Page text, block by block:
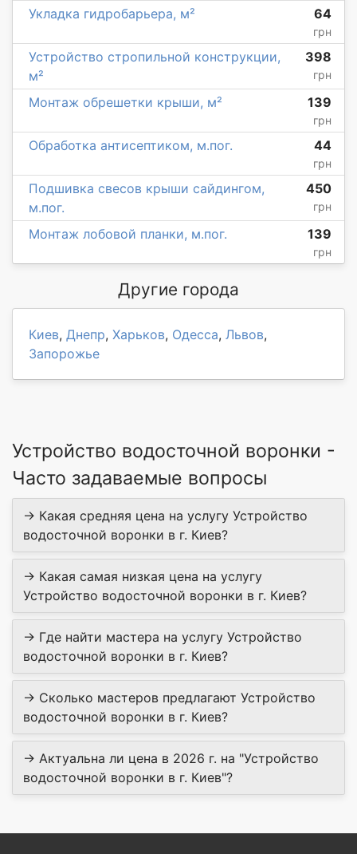
Укладка гидробарьера, м² 64
грн
Устройство стропильной конструкции,
м²
398
грн
Монтаж обрешетки крыши, м² 139
грн
Обработка антисептиком, м.пог. 44
грн
Подшивка свесов крыши сайдингом,
м.пог.
450
грн
Монтаж лобовой планки, м.пог. 139
грн
Другие города
Киев, Днепр, Харьков, Одесса, Львов,
Запорожье
Устройство водосточной воронки -
Часто задаваемые вопросы
→ Какая средняя цена на услугу Устройство
водосточной воронки в г. Киев?
→ Какая самая низкая цена на услугу
Устройство водосточной воронки в г. Киев?
→ Где найти мастера на услугу Устройство
водосточной воронки в г. Киев?
→ Сколько мастеров предлагают Устройство
водосточной воронки в г. Киев?
→ Актуальна ли цена в 2026 г. на "Устройство
водосточной воронки в г. Киев"?